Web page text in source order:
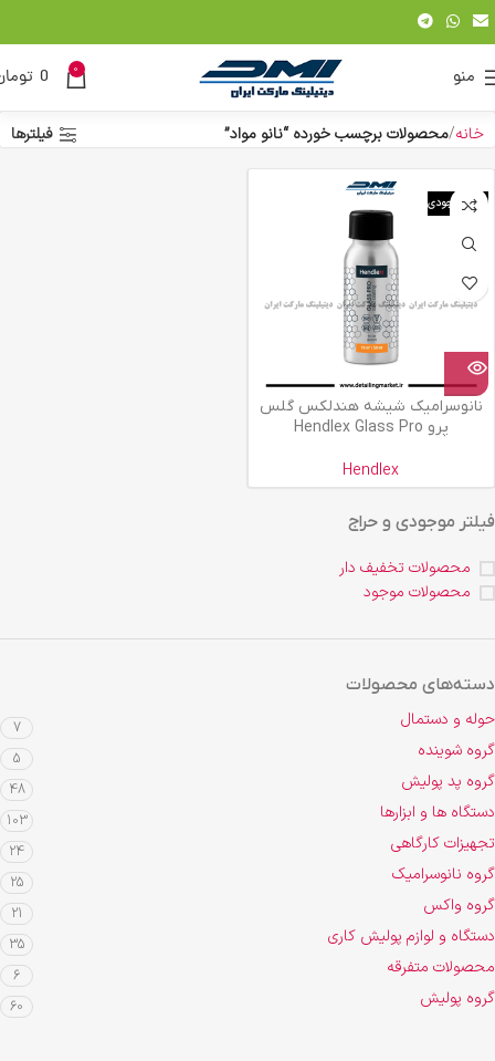
منو 0
0
فیلتر موجودی و حراج
محصولات تخفیف دار
محصولات موجود
دسته‌های محصولات
حوله و دستمال 7
گروه شوینده 5
گروه پد پولیش 48
دستگاه ها و ابزارها 103
تجهیزات کارگاهی 24
گروه نانوسرامیک 25
گروه واکس 21
دستگاه و لوازم پولیش کاری 35
محصولات متفرقه 6
گروه پولیش 60
خانه محصولات برچسب خورده “نانو مواد” فیلترها
اتمام موجودی
نانوسرامیک شیشه هندلکس گلس
پرو Hendlex Glass Pro
Hendlex